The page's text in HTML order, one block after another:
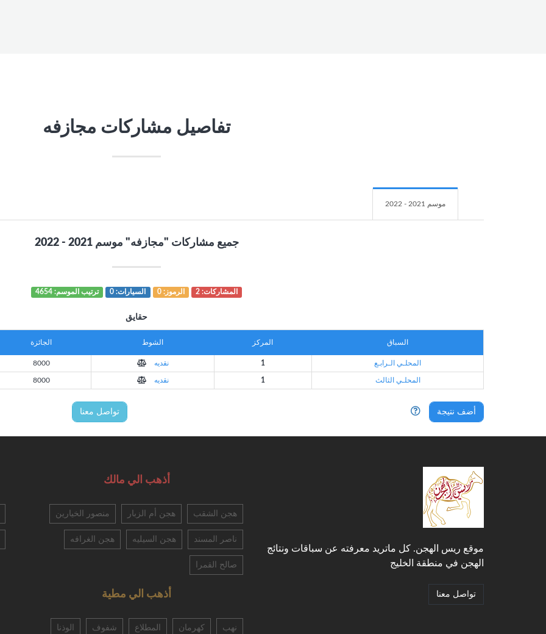
تفاصيل مشاركات مجازفه
موسم 2021 - 2022
جميع مشاركات "مجازفه" موسم 2021 - 2022
المشاركات: 2 الرموز: 0 السيارات: 0 ترتيب الموسم: 4654
حقايق
السباق المركز الشوط الجائزة
المحلـي الـرابـع 1 نقديه 8000
المحلـي الثالث 1 نقديه 8000
تواصل معنا أضف نتيجة
أذهب الي مالك
هجن الشقب هجن أم الزبار منصور الخيارين
ناصر المسند هجن السيليه هجن الغرافه
صالح القمرا
أذهب الي مطية
نهب كهرمان المطلاع شفوف الوذنا
موقع ريس الهجن. كل ماتريد معرفته عن سباقات ونتائج
الهجن في منطقة الخليج
تواصل معنا